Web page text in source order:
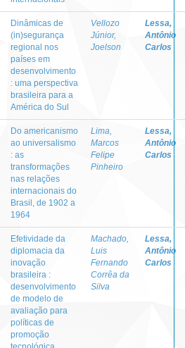
Dinâmicas de
(in)segurança
regional nos
países em
desenvolvimento
: uma perspectiva
brasileira para a
América do Sul
Vellozo
Júnior,
Joelson
Lessa,
Antônio
Carlos
Do americanismo
ao universalismo
: as
transformações
nas relações
internacionais do
Brasil, de 1902 a
1964
Lima,
Marcos
Felipe
Pinheiro
Lessa,
Antônio
Carlos
Efetividade da
diplomacia da
inovação
brasileira :
desenvolvimento
de modelo de
avaliação para
políticas de
promoção
Machado,
Luis
Fernando
Corrêa da
Silva
Lessa,
Antônio
Carlos